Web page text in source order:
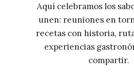
Aquí celebramos los
unen: reuniones en
recetas con historia,
experiencias
compartir.